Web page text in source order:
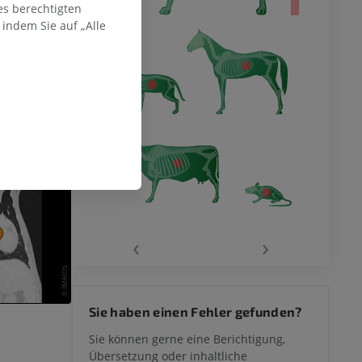
‹ ›
Sie haben einen Fehler gefunden?
Sie können gerne eine Berichtigung,
Übersetzung oder inhaltliche
berechtigten
Sie auf „Alle